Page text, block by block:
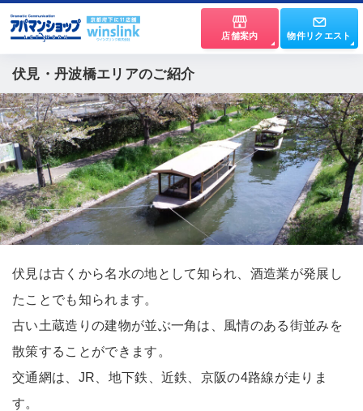
店舗案内 物件リクエスト
伏見・丹波橋エリアのご紹介
伏見は古くから名水の地として知られ、酒造業が発展し
たことでも知られます。
古い土蔵造りの建物が並ぶ一角は、風情のある街並みを
散策することができます。
交通網は、JR、地下鉄、近鉄、京阪の4路線が走りま
す。